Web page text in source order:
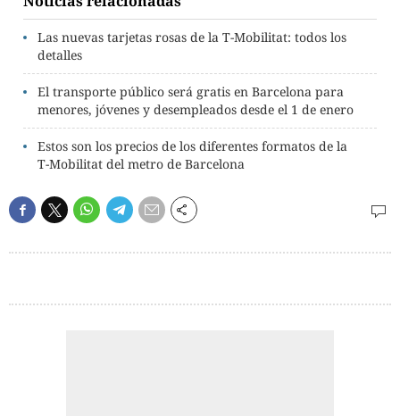
Las nuevas tarjetas rosas de la T-Mobilitat: todos los
detalles
El transporte público será gratis en Barcelona para
menores, jóvenes y desempleados desde el 1 de enero
Estos son los precios de los diferentes formatos de la
T-Mobilitat del metro de Barcelona